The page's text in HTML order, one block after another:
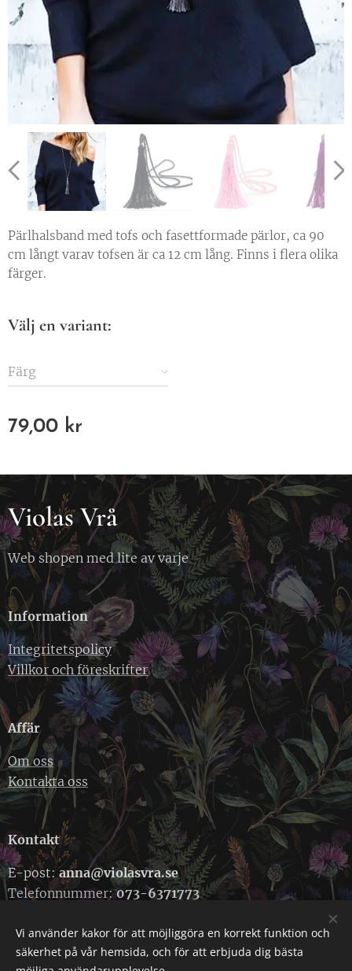
Pärlhalsband med tofs och fasettformade pärlor, ca 90
cm långt varav tofsen är ca 12 cm lång. Finns i flera olika
färger.
Välj en variant:
Färg
79,00 kr
Violas Vrå
Web shopen med lite av varje
Information
Integritetspolicy
Villkor och föreskrifter
Affär
Om oss
Kontakta oss
Kontakt
E-post:anna@violasvra.se
Telefonnummer:073-6371773
Cookies
Vi använder kakor för att möjliggöra en korrekt funktion och
säkerhet på vår hemsida, och för att erbjuda dig bästa